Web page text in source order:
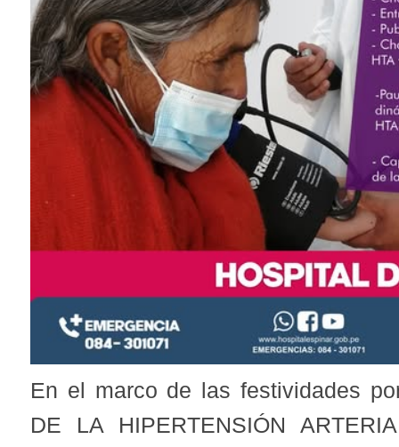
En el marco de las festividades
DE LA HIPERTENSIÓN